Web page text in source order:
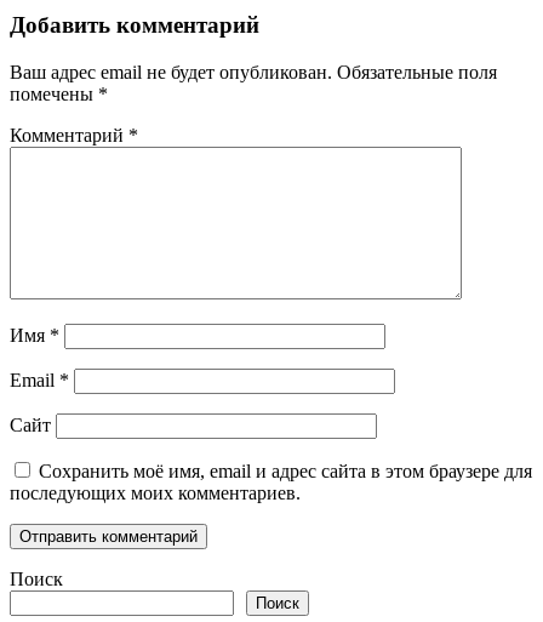
Добавить комментарий
Ваш адрес email не будет опубликован. Обязательные поля
помечены *
Комментарий *
Имя *
Email *
Сайт
Сохранить моё имя, email и адрес сайта в этом браузере для
последующих моих комментариев.
Поиск
Поиск